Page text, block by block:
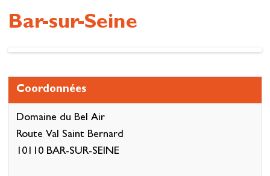
Bar-sur-Seine
Coordonnées
Domaine du Bel Air
Route Val Saint Bernard
10110 BAR-SUR-SEINE